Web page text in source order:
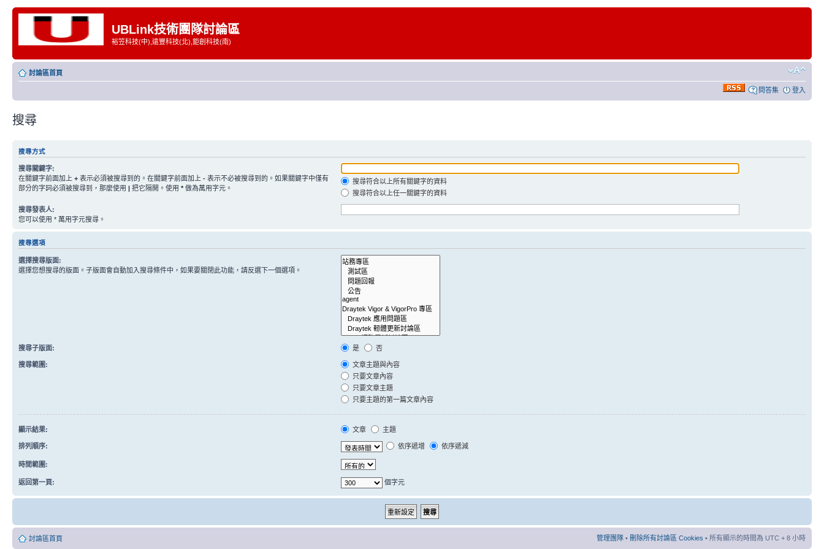
UBLink技術團隊討論區
裕笠科技(中),遠豐科技(北),鉅創科技(南)
討論區首頁
問答集 登入
搜尋
搜尋方式
搜尋關鍵字:
在關鍵字前面加上 + 表示必須被搜尋到的。在關鍵字前面加上 - 表示不必被搜尋到的。如果關鍵字中僅有
部分的字詞必須被搜尋到，那麼使用 | 把它隔開。使用 * 做為萬用字元。
搜尋符合以上所有關鍵字的資料
搜尋符合以上任一關鍵字的資料
搜尋發表人:
您可以使用 * 萬用字元搜尋。
搜尋選項
選擇搜尋版面:
選擇您想搜尋的版面。子版面會自動加入搜尋條件中，如果要關閉此功能，請反選下一個選項。
搜尋子版面: 是 否
搜尋範圍:
文章主題與內容
只要文章內容
只要文章主題
只要主題的第一篇文章內容
顯示結果: 文章 主題
排列順序: 依序遞增 依序遞減
時間範圍:
返回第一頁: 個字元
討論區首頁 管理團隊 • 刪除所有討論區 Cookies • 所有顯示的時間為 UTC + 8 小時